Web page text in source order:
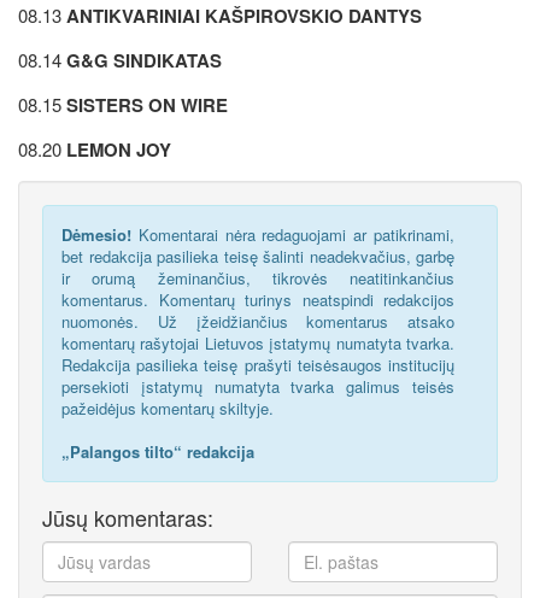
08.13ANTIKVARINIAI KAŠPIROVSKIO DANTYS
08.14G&G SINDIKATAS
08.15SISTERS ON WIRE
08.20 LEMON JOY
Dėmesio! Komentarai nėra redaguojami ar patikrinami,
bet redakcija pasilieka teisę šalinti neadekvačius, garbę
ir orumą žeminančius, tikrovės neatitinkančius
komentarus. Komentarų turinys neatspindi redakcijos
nuomonės. Už įžeidžiančius komentarus atsako
komentarų rašytojai Lietuvos įstatymų numatyta tvarka.
Redakcija pasilieka teisę prašyti teisėsaugos institucijų
persekioti įstatymų numatyta tvarka galimus teisės
pažeidėjus komentarų skiltyje.
„Palangos tilto“ redakcija
Jūsų komentaras: